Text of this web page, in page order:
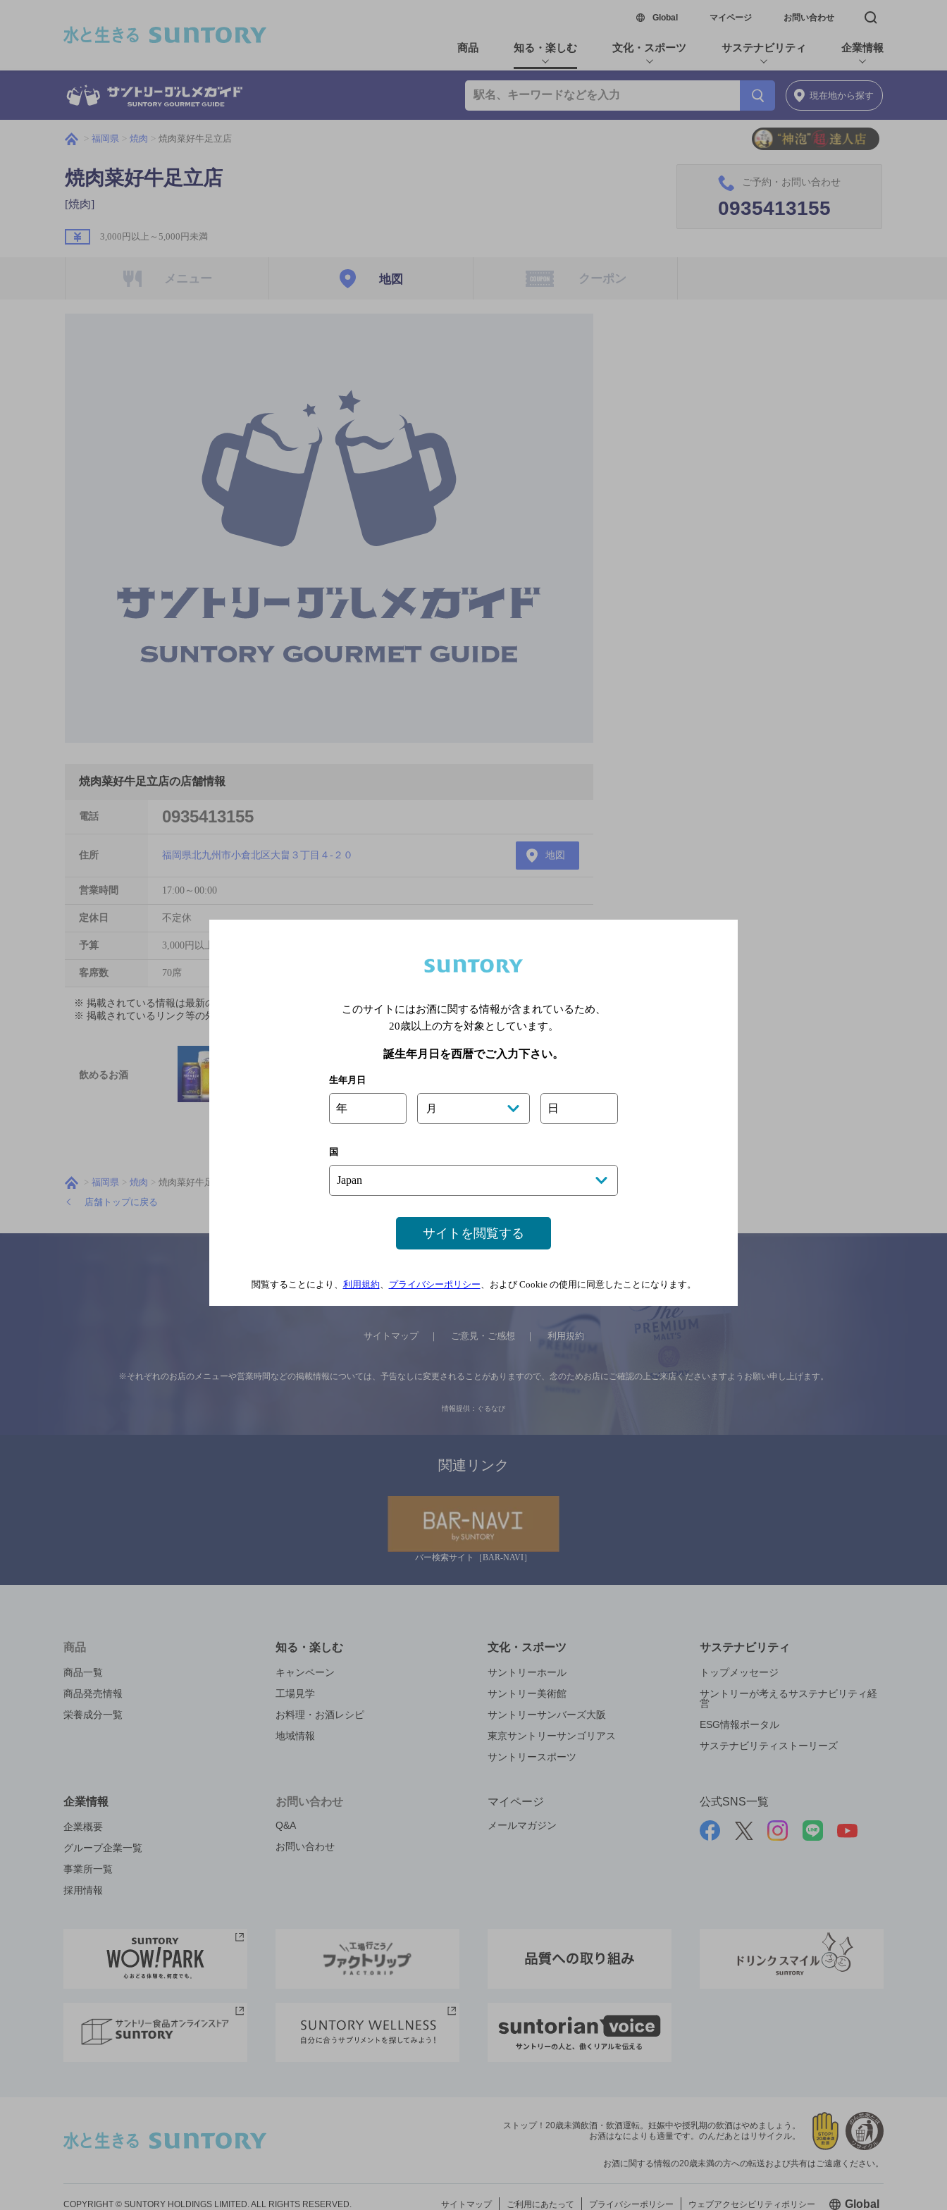
Global新しいウィンドウで開く
マイページ お問い合わせ 検索窓を開く
商品 知る・楽しむ 文化・スポーツ サステナビリティ 企業情報
現在地から探す
福岡県 焼肉 焼肉菜好牛足立店
焼肉菜好牛足立店
[焼肉]
3,000円以上～5,000円未満
ご予約・お問い合わせ
0935413155
メニュー 地図 クーポン
焼肉菜好牛足立店の店舗情報
電話 0935413155
住所 福岡県北九州市小倉北区大畠３丁目４-２０ 地図
営業時間 17:00～00:00
定休日 不定休
予算 3,000円以上～5,000円未満
客席数 70席
※ 掲載されている情報は最新の内容と異なる場合があります。詳しくはお店にお問い合わせください。
※ 掲載されているリンク等の外部コンテンツはお客様のご判断でご利用ください。
飲めるお酒
福岡県 焼肉
焼肉菜好牛足立店
店舗トップに戻る
サイトマップ ご意見・ご感想 利用規約
※それぞれのお店のメニューや営業時間などの掲載情報については、 予告なしに変更されることがありますので、 念のためお店にご確認の上ご来店くださいますようお願い申し上げます。
情報提供：ぐるなび
関連リンク
バー検索サイト［BAR-NAVI］
商品
商品一覧
商品発売情報
栄養成分一覧
知る・楽しむ
キャンペーン
工場見学
お料理・お酒レシピ
地域情報
文化・スポーツ
サントリーホール
サントリー美術館
サントリーサンバーズ大阪
東京サントリーサンゴリアス
サントリースポーツ
サステナビリティ
トップメッセージ
サントリーが考えるサステナビリティ経
営
ESG情報ポータル
サステナビリティストーリーズ
企業情報
企業概要
グループ企業一覧
事業所一覧
採用情報
お問い合わせ
Q&A
お問い合わせ
マイページ
メールマガジン
公式SNS一覧
ストップ！20歳未満飲酒・飲酒運転。 妊娠中や授乳期の飲酒はやめましょう。
お酒はなによりも適量です。 のんだあとはリサイクル。
お酒に関する情報の20歳未満の方への転送および共有はご遠慮ください。
COPYRIGHT © SUNTORY HOLDINGS LIMITED. ALL RIGHTS RESERVED. サイトマップ ご利用にあたって プライバシーポリシー ウェブアクセシビリティポリシー Global新しいウィ
このサイトにはお酒に関する情報が含まれているため、
20歳以上の方を対象としています。
誕生年月日を西暦でご入力下さい。
生年月日
年 月 日
国
サイトを閲覧する
閲覧することにより、 利用規約 プライバシーポリシー 、および Cookie の使用に同意したことになります。